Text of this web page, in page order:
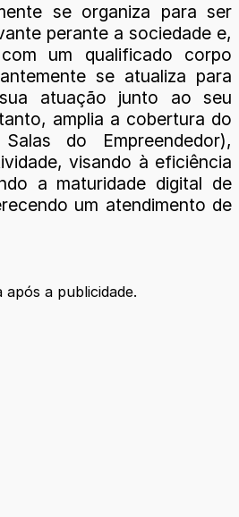
se organiza para ser
perante a sociedade e,
um qualificado corpo
se atualiza para
atuação junto ao seu
amplia a cobertura do
do Empreendedor),
visando à eficiência
a maturidade digital de
um atendimento de
após a publicidade.